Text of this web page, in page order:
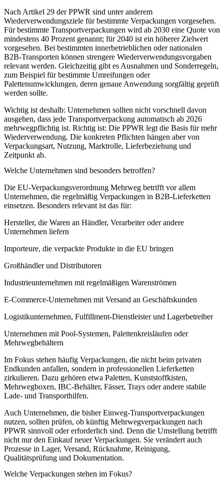
Nach Artikel 29 der PPWR sind unter anderem
Wiederverwendungsziele für bestimmte Verpackungen vorgesehen.
Für bestimmte Transportverpackungen wird ab 2030 eine Quote von
mindestens 40 Prozent genannt; für 2040 ist ein höherer Zielwert
vorgesehen. Bei bestimmten innerbetrieblichen oder nationalen
B2B-Transporten können strengere Wiederverwendungsvorgaben
relevant werden. Gleichzeitig gibt es Ausnahmen und Sonderregeln,
zum Beispiel für bestimmte Umreifungen oder
Palettenumwicklungen, deren genaue Anwendung sorgfältig geprüft
werden sollte.
Wichtig ist deshalb: Unternehmen sollten nicht vorschnell davon
ausgehen, dass jede Transportverpackung automatisch ab 2026
mehrwegpflichtig ist. Richtig ist: Die PPWR legt die Basis für mehr
Wiederverwendung. Die konkreten Pflichten hängen aber von
Verpackungsart, Nutzung, Marktrolle, Lieferbeziehung und
Zeitpunkt ab.
Welche Unternehmen sind besonders betroffen?
Die EU-Verpackungsverordnung Mehrweg betrifft vor allem
Unternehmen, die regelmäßig Verpackungen in B2B-Lieferketten
einsetzen. Besonders relevant ist das für:
Hersteller, die Waren an Händler, Verarbeiter oder andere
Unternehmen liefern
Importeure, die verpackte Produkte in die EU bringen
Großhändler und Distributoren
Industrieunternehmen mit regelmäßigen Warenströmen
E-Commerce-Unternehmen mit Versand an Geschäftskunden
Logistikunternehmen, Fulfillment-Dienstleister und Lagerbetreiber
Unternehmen mit Pool-Systemen, Palettenkreisläufen oder
Mehrwegbehältern
Im Fokus stehen häufig Verpackungen, die nicht beim privaten
Endkunden anfallen, sondern in professionellen Lieferketten
zirkulieren. Dazu gehören etwa Paletten, Kunststoffkisten,
Mehrwegboxen, IBC-Behälter, Fässer, Trays oder andere stabile
Lade- und Transporthilfen.
Auch Unternehmen, die bisher Einweg-Transportverpackungen
nutzen, sollten prüfen, ob künftig Mehrwegverpackungen nach
PPWR sinnvoll oder erforderlich sind. Denn die Umstellung betrifft
nicht nur den Einkauf neuer Verpackungen. Sie verändert auch
Prozesse in Lager, Versand, Rücknahme, Reinigung,
Qualitätsprüfung und Dokumentation.
Welche Verpackungen stehen im Fokus?